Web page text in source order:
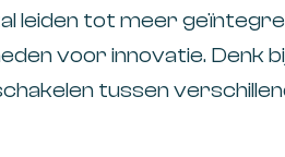
leiden tot meer
voor innovatie. Denk
tussen